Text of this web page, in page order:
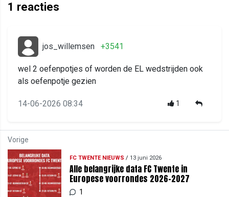
1 reacties
jos_willemsen +3541
wel 2 oefenpotjes of worden de EL wedstrijden ook
als oefenpotje gezien
14-06-2026 08:34 1
Vorige
FC TWENTE NIEUWS / 13 juni 2026
Alle belangrijke data FC Twente in
Europese voorrondes 2026-2027
1